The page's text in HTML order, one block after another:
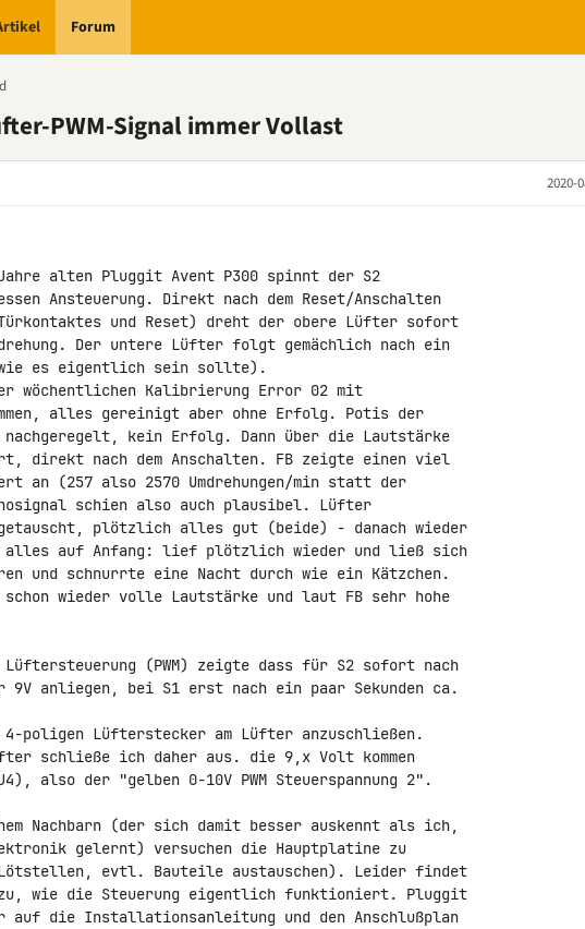
Forum
PWM-Signal immer Vollast
2020-
alten Pluggit Avent P300 spinnt der S2
Ansteuerung. Direkt nach dem Reset/Anschalten
und Reset) dreht der obere Lüfter sofort
Der untere Lüfter folgt gemächlich nach ein
wie es eigentlich sein sollte).
wöchentlichen Kalibrierung Error 02 mit
alles gereinigt aber ohne Erfolg. Potis der
nachgeregelt, kein Erfolg. Dann über die Lautstärke
direkt nach dem Anschalten. FB zeigte einen viel
an (257 also 2570 Umdrehungen/min statt der
schien also auch plausibel. Lüfter
plötzlich alles gut (beide) - danach wieder
alles auf Anfang: lief plötzlich wieder und ließ sich
und schnurrte eine Nacht durch wie ein Kätzchen.
schon wieder volle Lautstärke und laut FB sehr hohe
Lüftersteuerung (PWM) zeigte dass für S2 sofort nach
9V anliegen, bei S1 erst nach ein paar Sekunden ca.
4-poligen Lüfterstecker am Lüfter anzuschließen.
schließe ich daher aus. die 9,x Volt kommen
also der "gelben 0-10V PWM Steuerspannung 2".
Nachbarn (der sich damit besser auskennt als ich,
gelernt) versuchen die Hauptplatine zu
evtl. Bauteile austauschen). Leider findet
wie die Steuerung eigentlich funktioniert. Pluggit
auf die Installationsanleitung und den Anschlußplan